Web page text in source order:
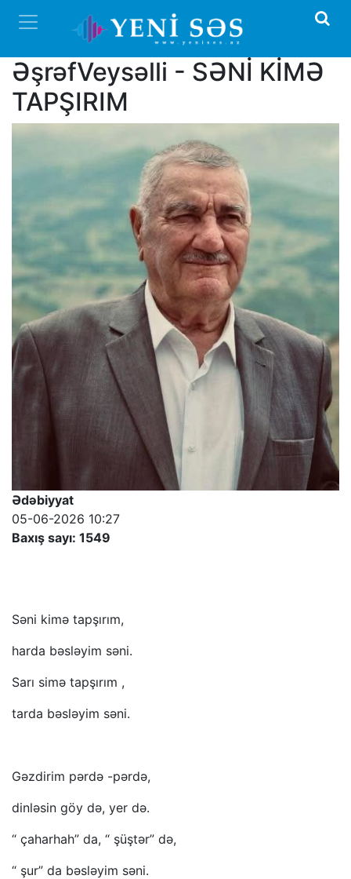
ƏşrəfVeysəlli - SƏNİ KİMƏ
TAPŞIRIM
Ədəbiyyat
05-06-2026 10:27
Baxış sayı: 1549
Səni kimə tapşırım,
harda bəsləyim səni.
Sarı simə tapşırım ,
tarda bəsləyim səni.
Gəzdirim pərdə -pərdə,
dinləsin göy də, yer də.
“ çaharhah” da, “ şüştər” də,
“ şur” da bəsləyim səni.